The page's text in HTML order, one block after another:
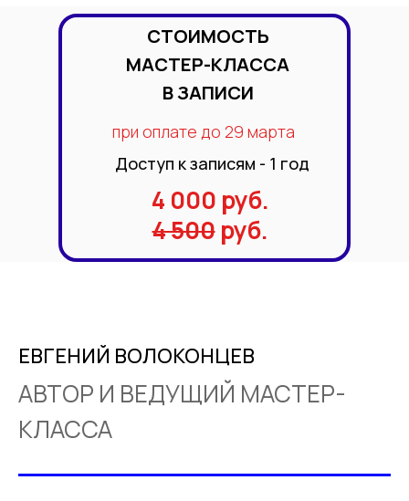
СТОИМОСТЬ
МАСТЕР-КЛАССА
В ЗАПИСИ
при оплате до 29 марта
4 000 руб.
4 500руб.
Доступ к записям - 1 год
ЕВГЕНИЙ ВОЛОКОНЦЕВ
АВТОР И ВЕДУЩИЙ МАСТЕР-
КЛАССА